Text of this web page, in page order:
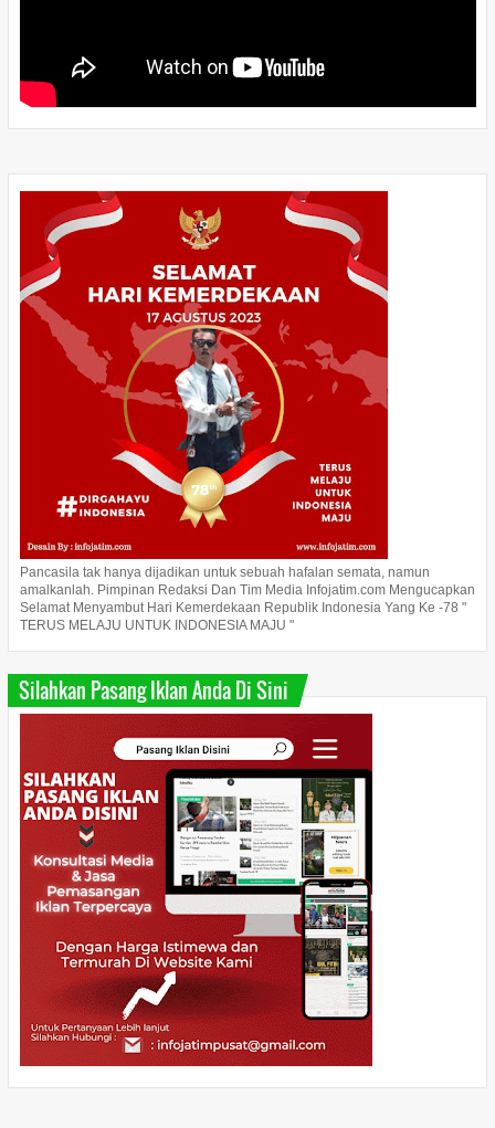
Pancasila tak hanya dijadikan untuk sebuah hafalan semata, namun
amalkanlah. Pimpinan Redaksi Dan Tim Media Infojatim.com Mengucapkan
Selamat Menyambut Hari Kemerdekaan Republik Indonesia Yang Ke -78 "
TERUS MELAJU UNTUK INDONESIA MAJU "
Silahkan Pasang Iklan Anda Di Sini